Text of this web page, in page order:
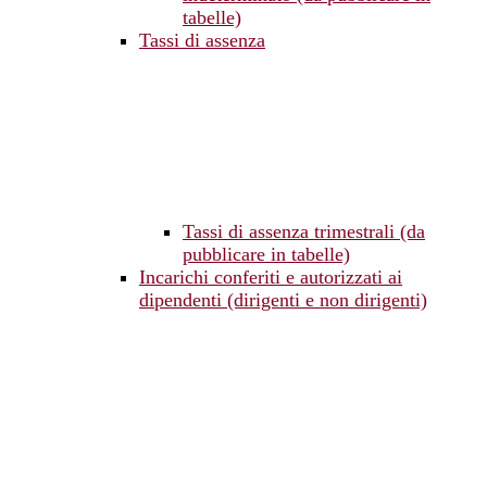
tabelle)
Tassi di assenza
Tassi di assenza trimestrali (da
pubblicare in tabelle)
Incarichi conferiti e autorizzati ai
dipendenti (dirigenti e non dirigenti)